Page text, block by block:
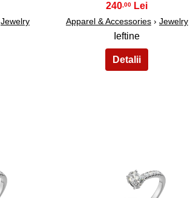
Jewelry
240 ,00
Apparel & Accessories› Jewelry
Ieftine